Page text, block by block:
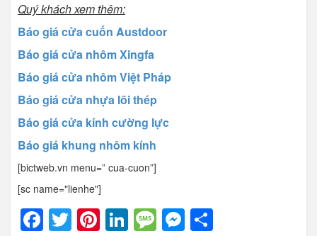
Quý khách xem thêm:
Báo giá cửa cuốn Austdoor
Báo giá cửa nhôm Xingfa
Báo giá cửa nhôm Việt Pháp
Báo giá cửa nhựa lõi thép
Báo giá cửa kính cường lực
Báo giá khung nhôm kính
[bictweb.vn menu=” cua-cuon”]
[sc name="lienhe"]
Facebook
Twitter
Pinterest
LinkedIn
Message
Messenger